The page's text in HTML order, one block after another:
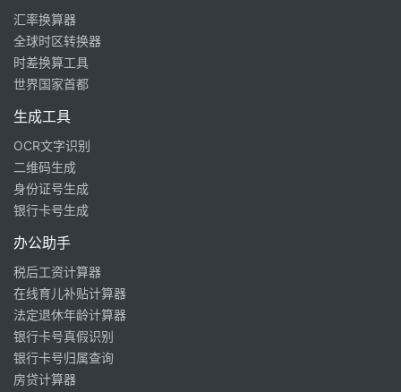
汇率换算器
全球时区转换器
时差换算工具
世界国家首都
生成工具
OCR文字识别
二维码生成
身份证号生成
银行卡号生成
办公助手
税后工资计算器
在线育儿补贴计算器
法定退休年龄计算器
银行卡号真假识别
银行卡号归属查询
房贷计算器